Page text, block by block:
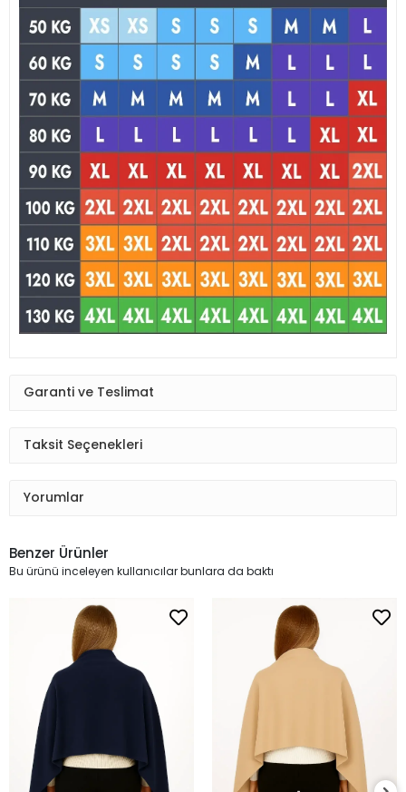
Garanti ve Teslimat
Taksit Seçenekleri
Yorumlar
Benzer Ürünler
Bu ürünü inceleyen kullanıcılar bunlara da baktı